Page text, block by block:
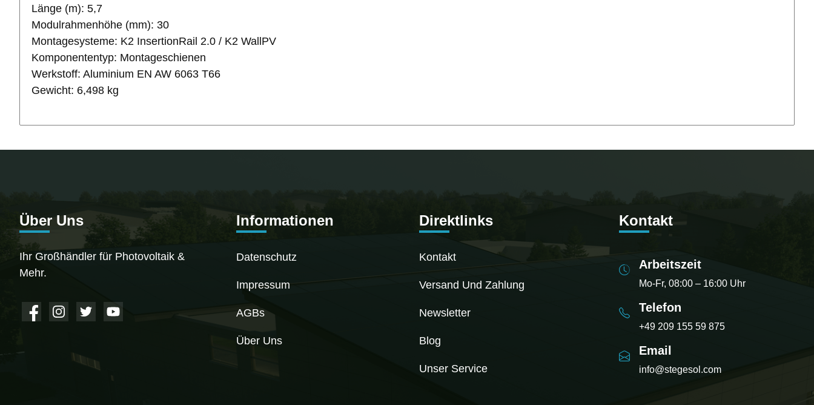
Länge (m): 5,7
Modulrahmenhöhe (mm): 30
Montagesysteme: K2 InsertionRail 2.0 / K2 WallPV
Komponententyp: Montageschienen
Werkstoff: Aluminium EN AW 6063 T66
Gewicht: 6,498 kg
Über Uns
Ihr Großhändler für Photovoltaik &
Mehr.
Informationen
Datenschutz
Impressum
AGBs
Über Uns
Direktlinks
Kontakt
Versand Und Zahlung
Newsletter
Blog
Unser Service
Kontakt
Arbeitszeit
Mo-Fr, 08:00 – 16:00 Uhr
Telefon
+49 209 155 59 875
Email
info@stegesol.com